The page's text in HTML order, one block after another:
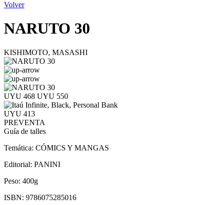
Volver
NARUTO 30
KISHIMOTO, MASASHI
UYU 468 UYU 550
UYU 413
PREVENTA
Guía de talles
Temática: CÓMICS Y MANGAS
Editorial: PANINI
Peso: 400g
ISBN: 9786075285016